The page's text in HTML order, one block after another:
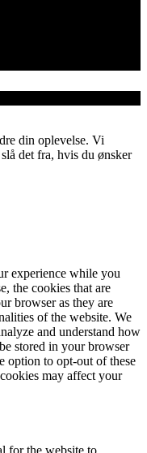
din oplevelse. Vi
det fra, hvis du ønsker
experience while you
the cookies that are
browser as they are
of the website. We
and understand how
stored in your browser
option to opt-out of these
may affect your
for the website to